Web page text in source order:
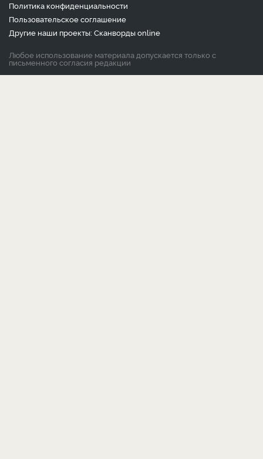
Политика конфиденциальности
Пользовательское соглашение
Другие наши проекты: Сканвордыonline
Любое использование материала допускается только с
письменного согласия редакции